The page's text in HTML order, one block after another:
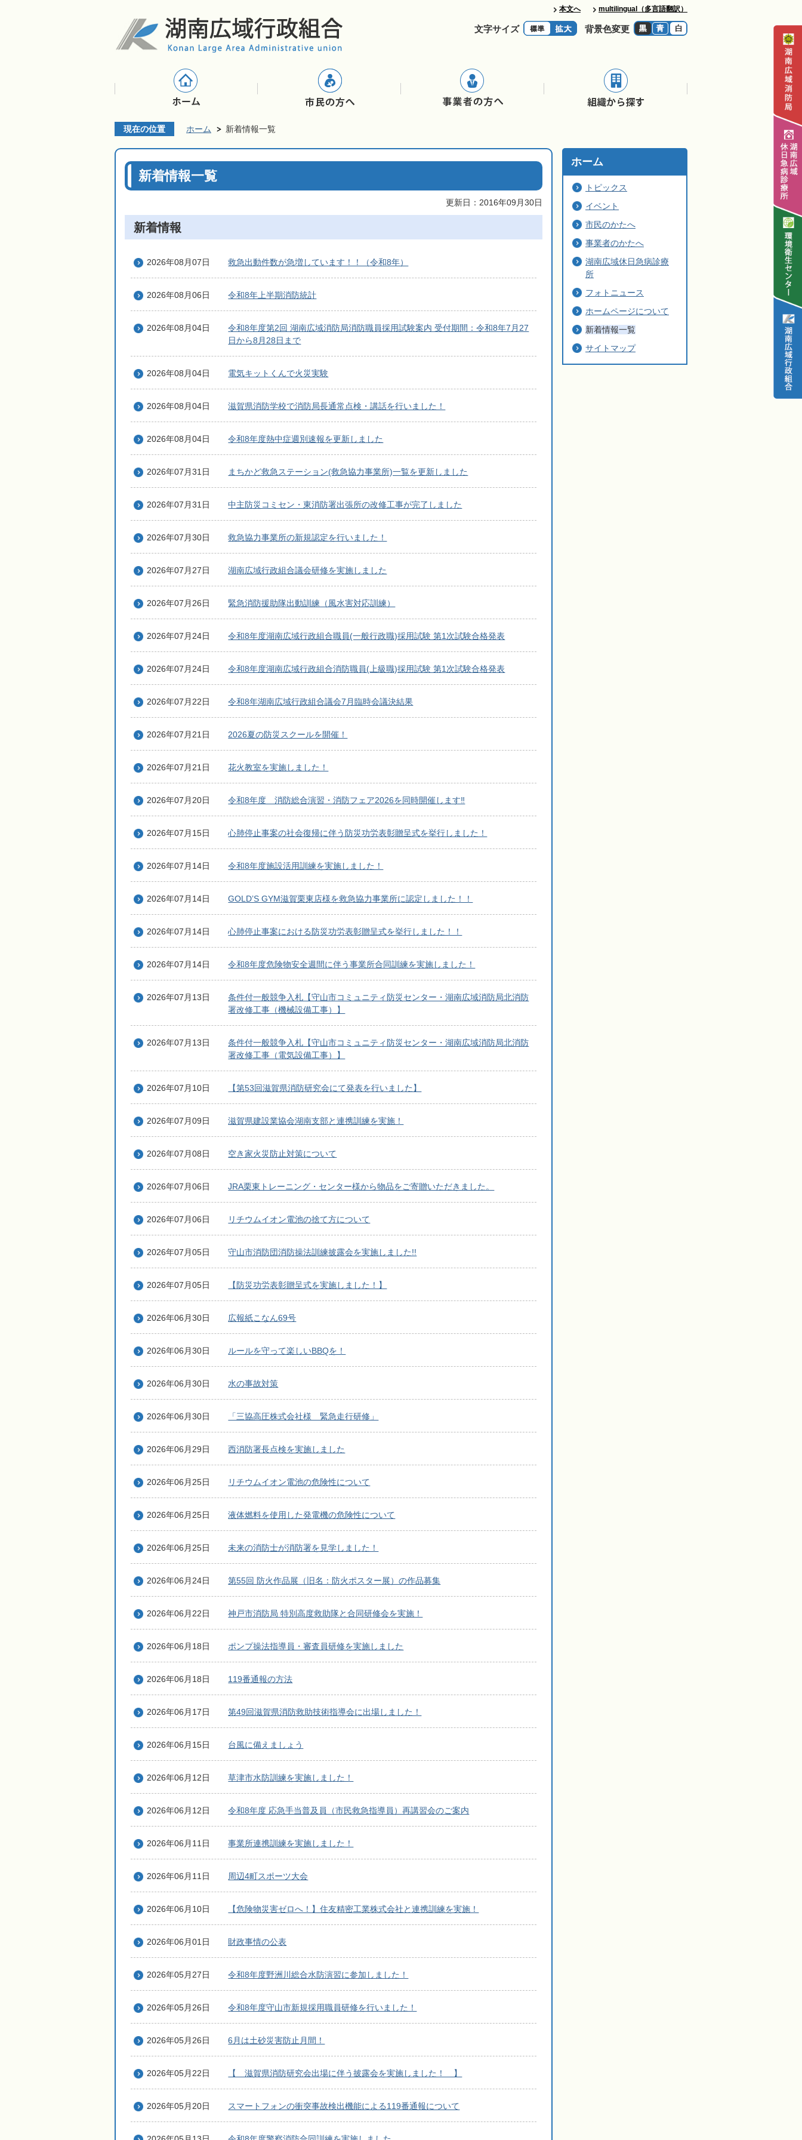
本文へ multilingual（多言語翻訳）
文字サイズ 背景色変更
現在の位置 ホーム 新着情報一覧
新着情報一覧
更新日：2016年09月30日
新着情報
2026年08月07日 救急出動件数が急増しています！！（令和8年）
2026年08月06日 令和8年上半期消防統計
2026年08月04日
令和8年度第2回 湖南広域消防局消防職員採用試験案内 受付期間：令和8年7月27
日から8月28日まで
2026年08月04日 電気キットくんで火災実験
2026年08月04日 滋賀県消防学校で消防局長通常点検・講話を行いました！
2026年08月04日 令和8年度熱中症週別速報を更新しました
2026年07月31日 まちかど救急ステーション(救急協力事業所)一覧を更新しました
2026年07月31日 中主防災コミセン・東消防署出張所の改修工事が完了しました
2026年07月30日 救急協力事業所の新規認定を行いました！
2026年07月27日 湖南広域行政組合議会研修を実施しました
2026年07月26日 緊急消防援助隊出動訓練（風水害対応訓練）
2026年07月24日 令和8年度湖南広域行政組合職員(一般行政職)採用試験 第1次試験合格発表
2026年07月24日 令和8年度湖南広域行政組合消防職員(上級職)採用試験 第1次試験合格発表
2026年07月22日 令和8年湖南広域行政組合議会7月臨時会議決結果
2026年07月21日 2026夏の防災スクールを開催！
2026年07月21日 花火教室を実施しました！
2026年07月20日 令和8年度 消防総合演習・消防フェア2026を同時開催します‼
2026年07月15日 心肺停止事案の社会復帰に伴う防災功労表彰贈呈式を挙行しました！
2026年07月14日 令和8年度施設活用訓練を実施しました！
2026年07月14日 GOLD’S GYM滋賀栗東店様を救急協力事業所に認定しました！！
2026年07月14日 心肺停止事案における防災功労表彰贈呈式を挙行しました！！
2026年07月14日 令和8年度危険物安全週間に伴う事業所合同訓練を実施しました！
2026年07月13日
条件付一般競争入札【守山市コミュニティ防災センター・湖南広域消防局北消防
署改修工事（機械設備工事）】
2026年07月13日
条件付一般競争入札【守山市コミュニティ防災センター・湖南広域消防局北消防
署改修工事（電気設備工事）】
2026年07月10日 【第53回滋賀県消防研究会にて発表を行いました】
2026年07月09日 滋賀県建設業協会湖南支部と連携訓練を実施！
2026年07月08日 空き家火災防止対策について
2026年07月06日 JRA栗東トレーニング・センター様から物品をご寄贈いただきました。
2026年07月06日 リチウムイオン電池の捨て方について
2026年07月05日 守山市消防団消防操法訓練披露会を実施しました!!
2026年07月05日 【防災功労表彰贈呈式を実施しました！】
2026年06月30日 広報紙こなん69号
2026年06月30日 ルールを守って楽しいBBQを！
2026年06月30日 水の事故対策
2026年06月30日 「三協高圧株式会社様 緊急走行研修」
2026年06月29日 西消防署長点検を実施しました
2026年06月25日 リチウムイオン電池の危険性について
2026年06月25日 液体燃料を使用した発電機の危険性について
2026年06月25日 未来の消防士が消防署を見学しました！
2026年06月24日 第55回 防火作品展（旧名：防火ポスター展）の作品募集
2026年06月22日 神戸市消防局 特別高度救助隊と合同研修会を実施！
2026年06月18日 ポンプ操法指導員・審査員研修を実施しました
2026年06月18日 119番通報の方法
2026年06月17日 第49回滋賀県消防救助技術指導会に出場しました！
2026年06月15日 台風に備えましょう
2026年06月12日 草津市水防訓練を実施しました！
2026年06月12日 令和8年度 応急手当普及員（市民救急指導員）再講習会のご案内
2026年06月11日 事業所連携訓練を実施しました！
2026年06月11日 周辺4町スポーツ大会
2026年06月10日 【危険物災害ゼロへ！】住友精密工業株式会社と連携訓練を実施！
2026年06月01日 財政事情の公表
2026年05月27日 令和8年度野洲川総合水防演習に参加しました！
2026年05月26日 令和8年度守山市新規採用職員研修を行いました！
2026年05月26日 6月は土砂災害防止月間！
2026年05月22日 【 滋賀県消防研究会出場に伴う披露会を実施しました！ 】
2026年05月20日 スマートフォンの衝突事故検出機能による119番通報について
ホーム
トピックス
イベント
市民のかたへ
事業者のかたへ
湖南広域休日急病診療
所
フォトニュース
ホームページについて
新着情報一覧
サイトマップ